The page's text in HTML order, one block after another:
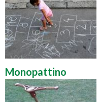
Monopattino